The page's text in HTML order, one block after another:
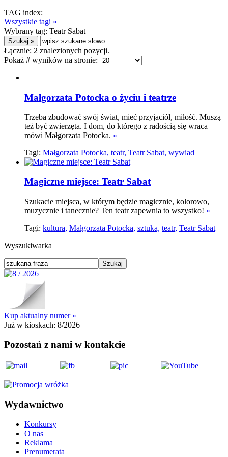
TAG index:
Wszystkie tagi »
Wybrany tag: Teatr Sabat
Łącznie: 2 znalezionych pozycji.
Pokaż # wyników na stronie:
Małgorzata Potocka o życiu i teatrze
Trzeba zbudować swój świat, mieć przyjaciół, miłość. Muszą
też być zwierzęta. I dom, do którego z radością się wraca –
mówi Małgorzata Potocka. »
Tagi: Małgorzata Potocka, teatr, Teatr Sabat, wywiad
Magiczne miejsce: Teatr Sabat
Szukacie miejsca, w którym będzie magicznie, kolorowo,
muzycznie i tanecznie? Ten teatr zapewnia to wszystko! »
Tagi: kultura, Małgorzata Potocka, sztuka, teatr, Teatr Sabat
Wyszukiwarka
Kup aktualny numer »
Już w kioskach: 8/2026
Pozostań z nami w kontakcie
Wydawnictwo
Konkursy
O nas
Reklama
Prenumerata